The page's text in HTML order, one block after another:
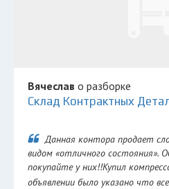
Вячеслав о разборке
Склад Контрактных
Данная контора продает
видом «отличного состояния».
покупайте у них!!Купил
объявлении было указано что